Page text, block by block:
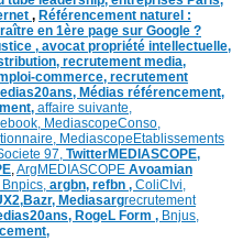
, Référencement naturel :
en 1ère page sur Google ?
, avocat propriété intellectuelle,
recrutement media,
commerce, recrutement
Médias référencement,
affaire suivante,
MediascopeConso,
MediascopeEtablissements
97, TwitterMEDIASCOPE,
,ArgMEDIASCOPE Avoamian
Bnpics, argbn, refbn , ColiCIvi,
Bazr, Mediasargrecrutement
RogeL Form , Bnjus,